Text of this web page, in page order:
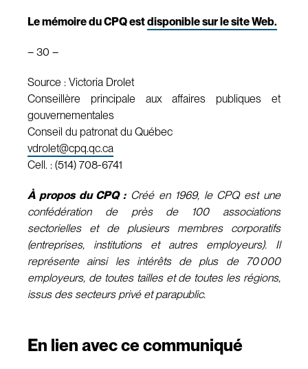
Le mémoire du CPQ estdisponible sur le site Web.
– 30 –
Source : Victoria Drolet
Conseillère principale aux affaires publiques et
gouvernementales
Conseil du patronat du Québec
vdrolet@cpq.qc.ca
Cell. : (514) 708-6741
À propos du CPQ :Créé en 1969, le CPQ est une
confédération de près de 100 associations
sectorielles et de plusieurs membres corporatifs
(entreprises, institutions et autres employeurs). Il
représente ainsi les intérêts de plus de 70 000
employeurs, de toutes tailles et de toutes les régions,
issus des secteurs privé et parapublic.
En lien avec ce communiqué